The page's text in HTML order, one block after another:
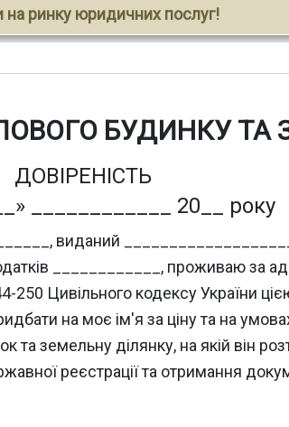
на ринку юридичних послуг!
БУДИНКУ ТА
ДОВІРЕНІСТЬ
____________ 20__ року
виданий
____________, проживаю за
250 Цивільного кодексу України
на моє ім'я за ціну та на
та земельну ділянку, на якій він
реєстрації та отримання